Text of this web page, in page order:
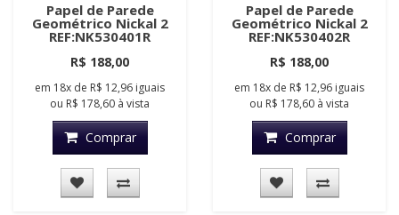
Papel de Parede
Geométrico Nickal 2
REF:NK530401R
R$ 188,00
em 18x de R$ 12,96 iguais
ou R$ 178,60 à vista
Comprar
Papel de Parede
Geométrico Nickal 2
REF:NK530402R
R$ 188,00
em 18x de R$ 12,96 iguais
ou R$ 178,60 à vista
Comprar